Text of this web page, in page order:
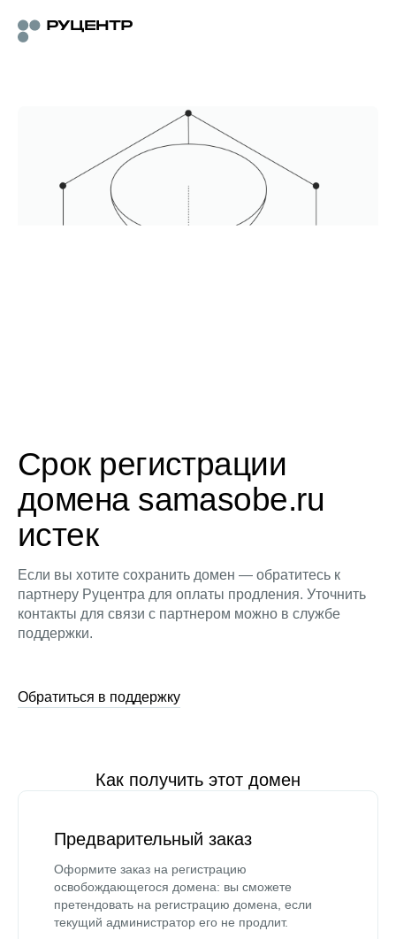
Срок регистрации
домена samasobe.ru
истек
Если вы хотите сохранить домен — обратитесь к
партнеру Руцентра для оплаты продления. Уточнить
контакты для связи с партнером можно в службе
поддержки.
Обратиться в поддержку
Как получить этот домен
Предварительный заказ
Оформите заказ на регистрацию
освобождающегося домена: вы сможете
претендовать на регистрацию домена, если
текущий администратор его не продлит.